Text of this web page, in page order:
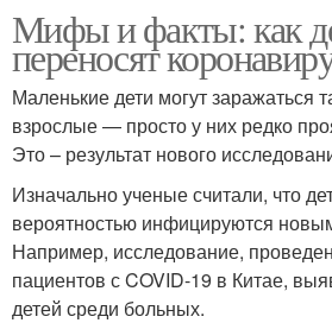
Мифы и факты: как
переносят
Маленькие дети могут заражаться
взрослые — просто у них редко
Это – результат нового
Изначально ученые считали, что
вероятностью инфицируются
Например, исследование,
пациентов с COVID-19 в Китае,
детей среди больных.